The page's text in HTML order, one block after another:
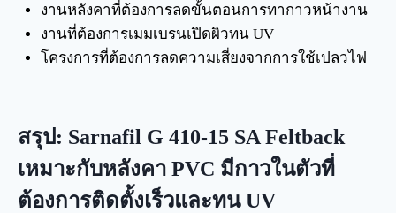
งานหลังคาที่ต้องการลดขั้นตอนการทากาวหน้างาน
งานที่ต้องการเมมเบรนเปิดผิวทน UV
โครงการที่ต้องการลดความเสี่ยงจากการใช้เปลวไฟ
สรุป: Sarnafil G 410-15 SA Feltback
เหมาะกับหลังคา PVC มีกาวในตัวที่
ต้องการติดตั้งเร็วและทน UV